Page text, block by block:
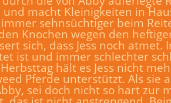
und macht Kleinigkeiten in
sehnsüchtiger beim
Knochen wegen den
sich, dass Jess noch
ist und immer schlechter
hält es Jess nicht
Pferde unterstützt. Als sie
sei doch nicht so hart zur